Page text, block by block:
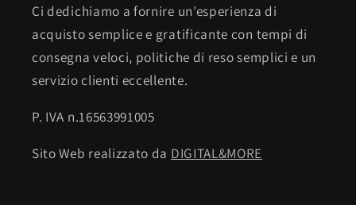
Ci dedichiamo a fornire un'esperienza di
acquisto semplice e gratificante con tempi di
consegna veloci, politiche di reso semplici e un
servizio clienti eccellente.
P. IVA n.16563991005
Sito Web realizzato da DIGITAL&MORE